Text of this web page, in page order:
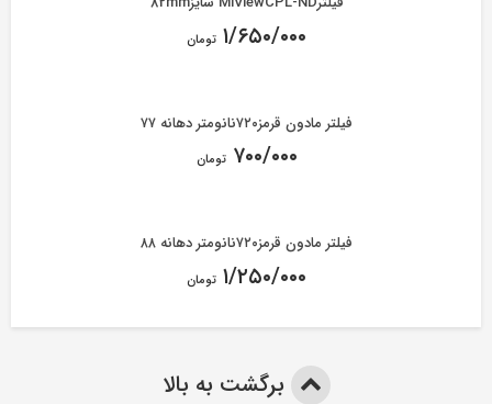
۱/۶۵۰/۰۰۰ تومان
فیلتر مادون قرمز۷۲۰نانومتر دهانه ۷۷
۷۰۰/۰۰۰ تومان
فیلتر مادون قرمز۷۲۰نانومتر دهانه ۸۸
۱/۲۵۰/۰۰۰ تومان
برگشت به بالا